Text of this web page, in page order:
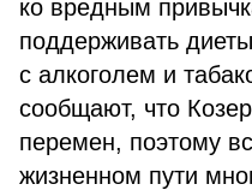
ко вредным
поддерживать
с алкоголем и
сообщают, что
перемен, поэтому
жизненном пути